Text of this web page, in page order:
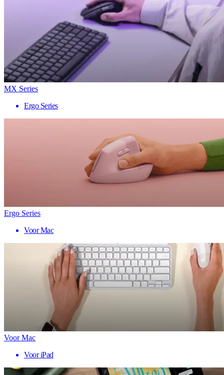
MX Series
Ergo Series
Ergo Series
Voor Mac
Voor Mac
Voor iPad